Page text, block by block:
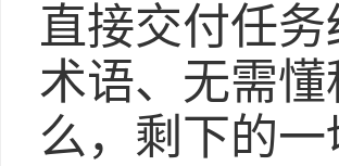
直接交付任
术语、无需
么，剩下的